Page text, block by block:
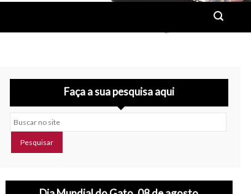
Faça a sua pesquisa aqui
Buscar no site